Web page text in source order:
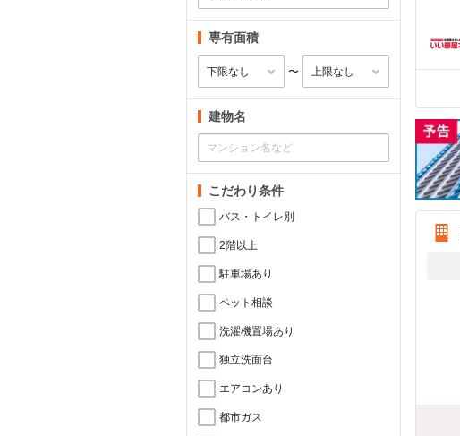
専有面積
〜
建物名
こだわり条件
バス・トイレ別
2階以上
駐車場あり
ペット相談
洗濯機置場あり
独立洗面台
エアコンあり
都市ガス